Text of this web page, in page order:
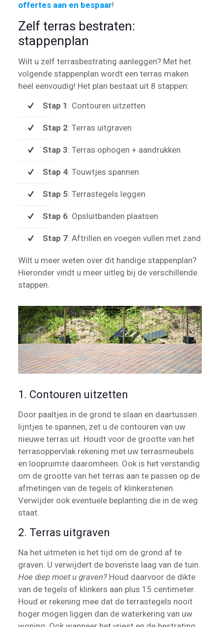
offertes aan en bespaar!
Zelf terras bestraten:
stappenplan
Wilt u zelf terrasbestrating aanleggen? Met het
volgende stappenplan wordt een terras maken
heel eenvoudig! Het plan bestaat uit 8 stappen:
Stap 1 : Contouren uitzetten
Stap 2: Terras uitgraven
Stap 3: Terras ophogen + aandrukken
Stap 4: Touwtjes spannen
Stap 5: Terrastegels leggen
Stap 6: Opsluitbanden plaatsen
Stap 7: Aftrillen en voegen vullen met zand
Wilt u meer weten over dit handige stappenplan?
Hieronder vindt u meer uitleg bij de verschillende
stappen.
1. Contouren uitzetten
Door paaltjes in de grond te slaan en daartussen
lijntjes te spannen, zet u de contouren van uw
nieuwe terras uit. Houdt voor de grootte van het
terrasoppervlak rekening met uw terrasmeubels
en loopruimte daaromheen. Ook is het verstandig
om de grootte van het terras aan te passen op de
afmetingen van de tegels of klinkerstenen.
Verwijder ook eventuele beplanting die in de weg
staat.
2. Terras uitgraven
Na het uitmeten is het tijd om de grond af te
graven. U verwijdert de bovenste laag van de tuin.
Hoe diep moet u graven?Houd daarvoor de dikte
van de tegels of klinkers aan plus 15 centimeter.
Houd er rekening mee dat de terrastegels nooit
hoger mogen liggen dan de waterkering van uw